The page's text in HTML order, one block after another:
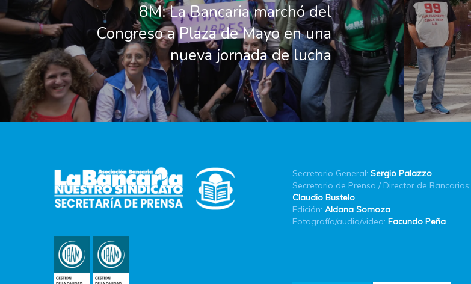
8M: La Bancaria marchó del
Congreso a Plaza de Mayo en una
nueva jornada de lucha
Secretario General: Sergio Palazzo
Secretario de Prensa / Director de Bancarios:
Claudio Bustelo
Edición: Aldana Somoza
Fotografía/audio/video: Facundo Peña